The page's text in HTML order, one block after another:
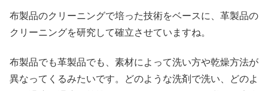
布製品のクリーニングで培った技術をベースに、革製品の
クリーニングを研究して確立させていますね。
布製品でも革製品でも、素材によって洗い方や乾燥方法が
異なってくるみたいです。どのような洗剤で洗い、どのよ